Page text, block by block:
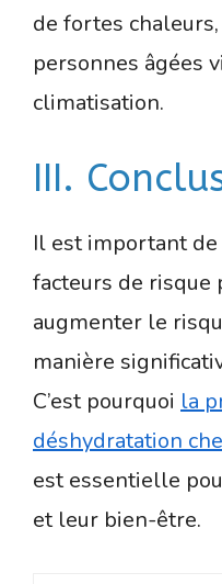
de fortes
personnes âgées
climatisation.
III.
Il est important
facteurs de risque
augmenter le
manière
C’est pourquoi la
déshydratation
est essentielle
et leur bien-être.